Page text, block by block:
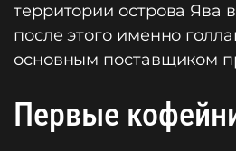
территории острова Ява
после этого именно
основным поставщиком
Первые